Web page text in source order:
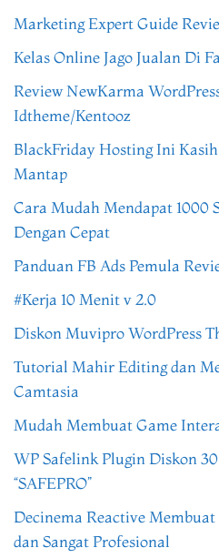
Marketing Expert Guide
Kelas Online Jago Jualan Di
Review NewKarma
Idtheme/Kentooz
BlackFriday Hosting Ini
Mantap
Cara Mudah Mendapat 1000
Dengan Cepat
Panduan FB Ads Pemula
#Kerja 10 Menit v 2.0
Diskon Muvipro WordPress
Tutorial Mahir Editing dan
Camtasia
Mudah Membuat Game
WP Safelink Plugin Diskon
“SAFEPRO”
Decinema Reactive
dan Sangat Profesional